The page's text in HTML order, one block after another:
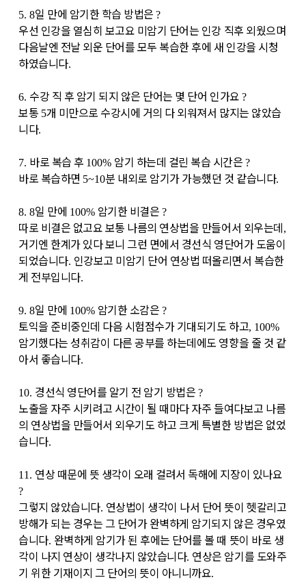
5. 8일 만에 암기한 학습 방법은?
우선 인강을 열심히 보고요 미암기 단어는 인강 직후 외웠으며
다음날엔 전날 외운 단어를 모두 복습한 후에 새 인강을 시청
하였습니다.
6. 수강 직 후 암기 되지 않은 단어는 몇 단어 인가요?
보통 5개 미만으로 수강시에 거의 다 외워져서 많지는 않았습
니다.
7. 바로 복습 후 100% 암기 하는데 걸린 복습 시간은?
바로 복습하면 5~10분 내외로 암기가 가능했던 것 같습니다.
8. 8일 만에 100% 암기한 비결은 ?
따로 비결은 없고요 보통 나름의 연상법을 만들어서 외우는데,
거기엔 한계가 있다 보니 그런 면에서 경선식 영단어가 도움이
되었습니다. 인강보고 미암기 단어 연상법 떠올리면서 복습한
게 전부입니다.
9. 8일 만에 100% 암기한 소감은 ?
토익을 준비중인데 다음 시험점수가 기대되기도 하고, 100%
암기했다는 성취감이 다른 공부를 하는데에도 영향을 줄 것 같
아서 좋습니다.
10. 경선식 영단어를 알기 전 암기 방법은 ?
노출을 자주 시키려고 시간이 될 때마다 자주 들여다보고 나름
의 연상법을 만들어서 외우기도 하고 크게 특별한 방법은 없었
습니다.
11. 연상 때문에 뜻 생각이 오래 걸려서 독해에 지장이 있나요
?
그렇지 않았습니다. 연상법이 생각이 나서 단어 뜻이 헷갈리고
방해가 되는 경우는 그 단어가 완벽하게 암기되지 않은 경우였
습니다. 완벽하게 암기가 된 후에는 단어를 볼 때 뜻이 바로 생
각이 나지 연상이 생각나지 않았습니다. 연상은 암기를 도와주
기 위한 기재이지 그 단어의 뜻이 아니니까요.